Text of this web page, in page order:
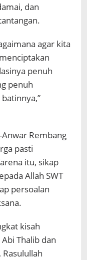
dan
agar kita
penuh
penuh
Rembang
pasti
itu, sikap
Allah SWT
persoalan
kisah
Thalib dan